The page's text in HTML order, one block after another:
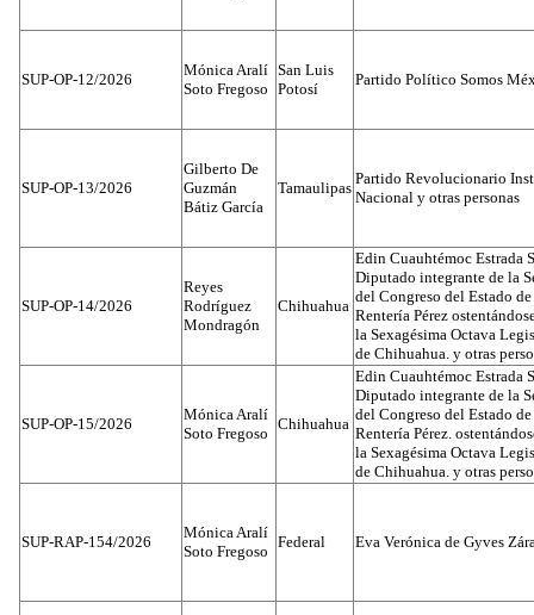
SUP-OP-12/2026
Mónica Aralí
Soto Fregoso
San Luis
Potosí
Partido Político Somos
SUP-OP-13/2026
Gilberto De
Guzmán
Bátiz García
Tamaulipas
Partido Revolucionario
Nacional y otras personas
SUP-OP-14/2026
Reyes
Rodríguez
Mondragón
Chihuahua
Edin Cuauhtémoc Estrada
Diputado integrante de la
del Congreso del Estado
Rentería Pérez
la Sexagésima Octava
de Chihuahua. y otras
SUP-OP-15/2026
Mónica Aralí
Soto Fregoso
Chihuahua
Edin Cuauhtémoc Estrada
Diputado integrante de la
del Congreso del Estado
Rentería Pérez.
la Sexagésima Octava
de Chihuahua. y otras
SUP-RAP-154/2026
Mónica Aralí
Soto Fregoso
Federal Eva Verónica de Gyves